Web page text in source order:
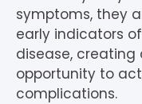
symptoms, they
early indicators
disease, creating
opportunity to
complications.